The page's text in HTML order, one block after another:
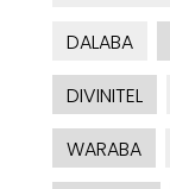
DALABA
DIVINITEL
WARABA